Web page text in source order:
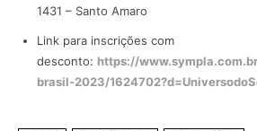
1431 – Santo Amaro
Link para inscrições com
desconto: https://
brasil-2023/